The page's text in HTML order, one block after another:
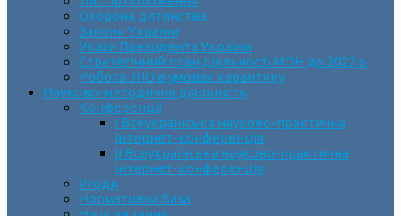
Охорона дитинства
Закони України
Укази Президента України
Стратегічний план діяльності МОН до 2027 р.
Робота ЗПО в умовах карантину
Науково-методична діяльність
Конференції
І Всеукраїнська науково-практична
інтернет-конференція
ІІ Всеукраїнська науково-практична
інтернет-конференція
Угоди
Нормативна база